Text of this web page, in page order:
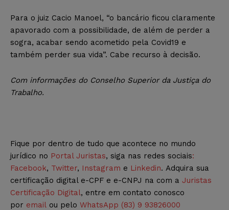
Para o juiz Cacio Manoel, “o bancário ficou claramente
apavorado com a possibilidade, de além de perder a
sogra, acabar sendo acometido pela Covid19 e
também perder sua vida”. Cabe recurso à decisão.
Com informações do Conselho Superior da Justiça do
Trabalho.
Fique por dentro de tudo que acontece no mundo
jurídico no Portal Juristas, siga nas redes sociais:
Facebook, Twitter, Instagram e Linkedin. Adquira sua
certificação digital e-CPF e e-CNPJ na com a Juristas
Certificação Digital, entre em contato conosco
por email ou pelo WhatsApp (83) 9 93826000